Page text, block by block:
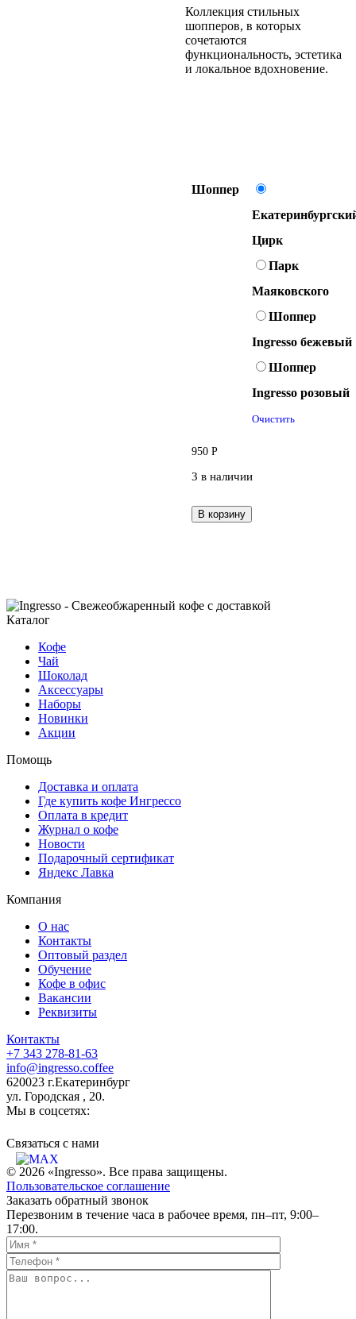
Коллекция стильных
шопперов, в которых
сочетаются
функциональность, эстетика
и локальное вдохновение.
Шоппер
Цирк
Парк
Маяковского
Шоппер
Ingresso бежевый
Шоппер
Ingresso розовый
Очистить
950 Р
3 в наличии
В корзину
Каталог
Кофе
Чай
Шоколад
Аксессуары
Наборы
Новинки
Акции
Помощь
Доставка и оплата
Где купить кофе Ингрессо
Оплата в кредит
Журнал о кофе
Новости
Подарочный сертификат
Яндекс Лавка
Компания
О нас
Контакты
Оптовый раздел
Обучение
Кофе в офис
Вакансии
Реквизиты
Контакты
+7 343 278-81-63
info@ingresso.coffee
620023 г.Екатеринбург
ул. Городская , 20.
Мы в соцсетях:
Связаться c нами
© 2026 «Ingresso». Все права защищены.
Пользовательское соглашение
Заказать обратный звонок
Перезвоним в течение часа в рабочее время, пн–пт, 9:00–
17:00.